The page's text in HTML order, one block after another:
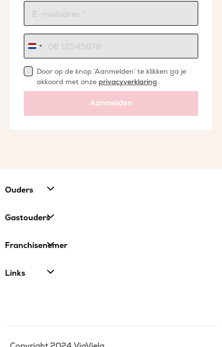
Nederland
+31
Door op de knop ‘Aanmelden’ te klikken ga je
akkoord met onze privacyverklaring.
Aanmelden
Ouders
Gastouders
Franchisenemer
Links